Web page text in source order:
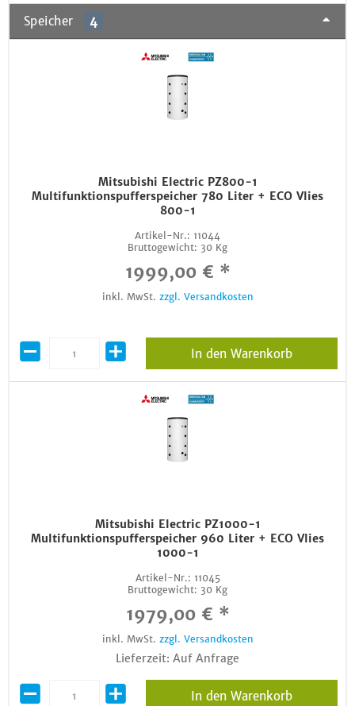
Speicher 4
Mitsubishi Electric PZ800-1
Multifunktionspufferspeicher 780 Liter + ECO Vlies
800-1
Artikel-Nr.: 11044
Bruttogewicht: 30 Kg
1999,00 € *
inkl. MwSt. zzgl. Versandkosten
In den Warenkorb
Mitsubishi Electric PZ1000-1
Multifunktionspufferspeicher 960 Liter + ECO Vlies
1000-1
Artikel-Nr.: 11045
Bruttogewicht: 30 Kg
1979,00 € *
inkl. MwSt. zzgl. Versandkosten
Lieferzeit: Auf Anfrage
In den Warenkorb